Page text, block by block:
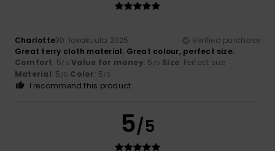
Charlotte30. lokakuuta 2025
Verified purchase
Great terry cloth material. Great colour, perfect size.
Comfort: 5/5 Value for money: 5 /5 Size: Perfect size
Material: 5 /5 Color: 5/5
I recommend this product
5/5